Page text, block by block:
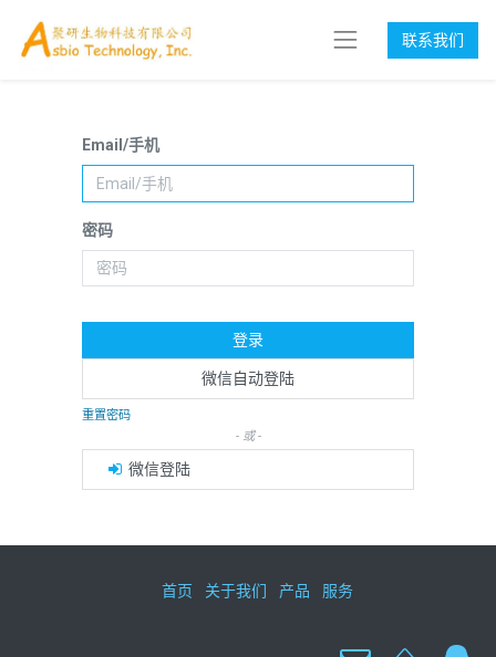
联系我们
Email/手机
密码
登录
微信自动登陆
重置密码
- 或 -
微信登陆
首页 关于我们 产品 服务